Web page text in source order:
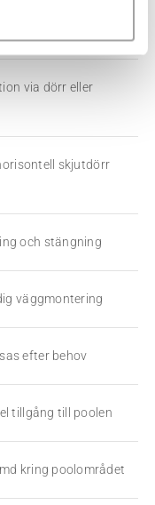
via dörr eller
skjutdörr
och stängning
väggmontering
efter behov
tillgång till poolen
kring poolområdet